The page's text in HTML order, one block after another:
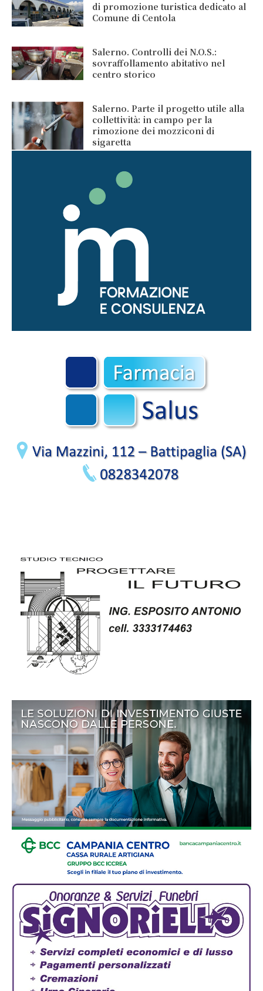
di promozione turistica dedicato al
Comune di Centola
Salerno. Controlli dei N.O.S.:
sovraffollamento abitativo nel
centro storico
Salerno. Parte il progetto utile alla
collettività: in campo per la
rimozione dei mozziconi di
sigaretta